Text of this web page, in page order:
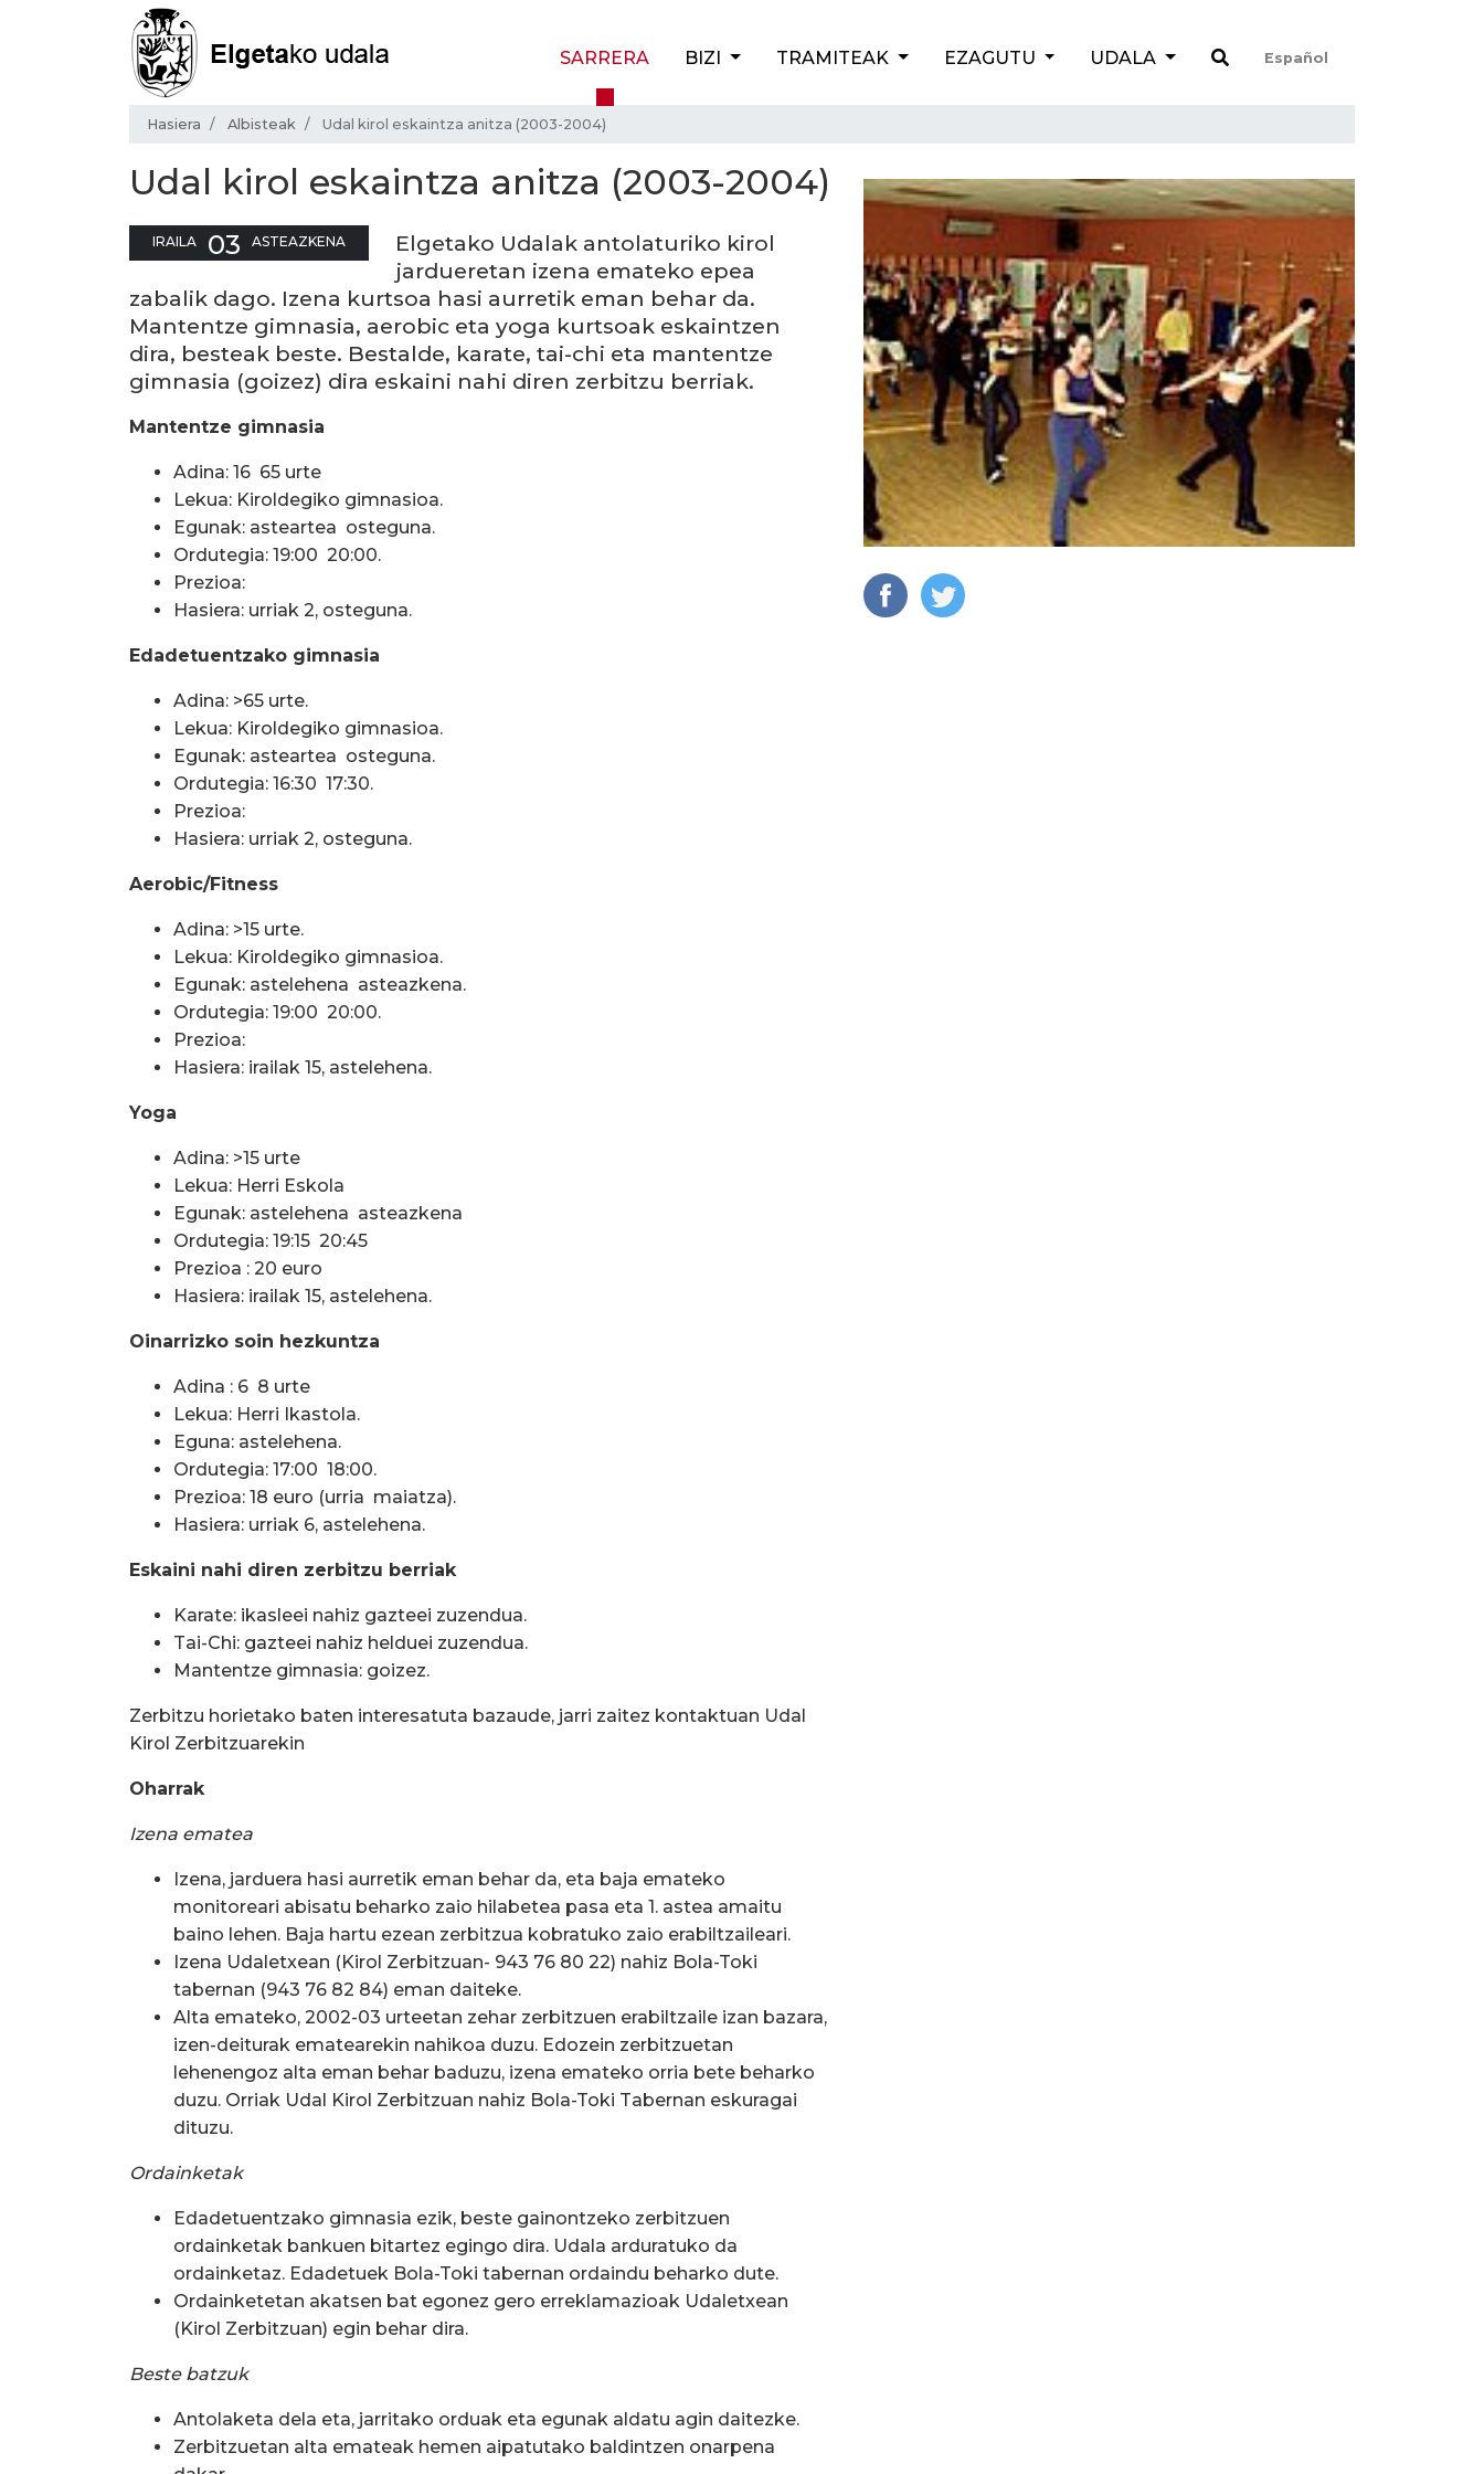
SARRERA BIZI TRAMITEAK EZAGUTU UDALA Español
Hasiera Albisteak Udal kirol eskaintza anitza (2003-2004)
Udal kirol eskaintza anitza (2003-2004)
IRAILA 03 ASTEAZKENA
Elgetako Udalak antolaturiko kirol
jardueretan izena emateko epea
zabalik dago. Izena kurtsoa hasi aurretik eman behar da.
Mantentze gimnasia, aerobic eta yoga kurtsoak eskaintzen
dira, besteak beste. Bestalde, karate, tai-chi eta mantentze
gimnasia (goizez) dira eskaini nahi diren zerbitzu berriak.
Mantentze gimnasia
Adina: 16  65 urte
Lekua: Kiroldegiko gimnasioa.
Egunak: asteartea  osteguna.
Ordutegia: 19:00  20:00.
Prezioa:
Hasiera: urriak 2, osteguna.
Edadetuentzako gimnasia
Adina: >65 urte.
Lekua: Kiroldegiko gimnasioa.
Egunak: asteartea  osteguna.
Ordutegia: 16:30  17:30.
Prezioa:
Hasiera: urriak 2, osteguna.
Aerobic/Fitness
Adina: >15 urte.
Lekua: Kiroldegiko gimnasioa.
Egunak: astelehena  asteazkena.
Ordutegia: 19:00  20:00.
Prezioa:
Hasiera: irailak 15, astelehena.
Yoga
Adina: >15 urte
Lekua: Herri Eskola
Egunak: astelehena  asteazkena
Ordutegia: 19:15  20:45
Prezioa : 20 euro
Hasiera: irailak 15, astelehena.
Oinarrizko soin hezkuntza
Adina : 6  8 urte
Lekua: Herri Ikastola.
Eguna: astelehena.
Ordutegia: 17:00  18:00.
Prezioa: 18 euro (urria  maiatza).
Hasiera: urriak 6, astelehena.
Eskaini nahi diren zerbitzu berriak
Karate: ikasleei nahiz gazteei zuzendua.
Tai-Chi: gazteei nahiz helduei zuzendua.
Mantentze gimnasia: goizez.
Zerbitzu horietako baten interesatuta bazaude, jarri zaitez kontaktuan Udal
Kirol Zerbitzuarekin
Oharrak
Izena ematea
Izena, jarduera hasi aurretik eman behar da, eta baja emateko
monitoreari abisatu beharko zaio hilabetea pasa eta 1. astea amaitu
baino lehen. Baja hartu ezean zerbitzua kobratuko zaio erabiltzaileari.
Izena Udaletxean (Kirol Zerbitzuan- 943 76 80 22) nahiz Bola-Toki
tabernan (943 76 82 84) eman daiteke.
Alta emateko, 2002-03 urteetan zehar zerbitzuen erabiltzaile izan bazara,
izen-deiturak ematearekin nahikoa duzu. Edozein zerbitzuetan
lehenengoz alta eman behar baduzu, izena emateko orria bete beharko
duzu. Orriak Udal Kirol Zerbitzuan nahiz Bola-Toki Tabernan eskuragai
dituzu.
Ordainketak
Edadetuentzako gimnasia ezik, beste gainontzeko zerbitzuen
ordainketak bankuen bitartez egingo dira. Udala arduratuko da
ordainketaz. Edadetuek Bola-Toki tabernan ordaindu beharko dute.
Ordainketetan akatsen bat egonez gero erreklamazioak Udaletxean
(Kirol Zerbitzuan) egin behar dira.
Beste batzuk
Antolaketa dela eta, jarritako orduak eta egunak aldatu agin daitezke.
Zerbitzuetan alta emateak hemen aipatutako baldintzen onarpena